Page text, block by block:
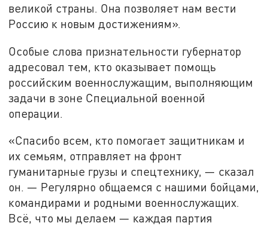
великой страны. Она позволяет нам вести
Россию к новым достижениям».
Особые слова признательности губернатор
адресовал тем, кто оказывает помощь
российским военнослужащим, выполняющим
задачи в зоне Специальной военной
операции.
«Спасибо всем, кто помогает защитникам и
их семьям, отправляет на фронт
гуманитарные грузы и спецтехнику, — сказал
он. — Регулярно общаемся с нашими бойцами,
командирами и родными военнослужащих.
Всё, что мы делаем — каждая партия